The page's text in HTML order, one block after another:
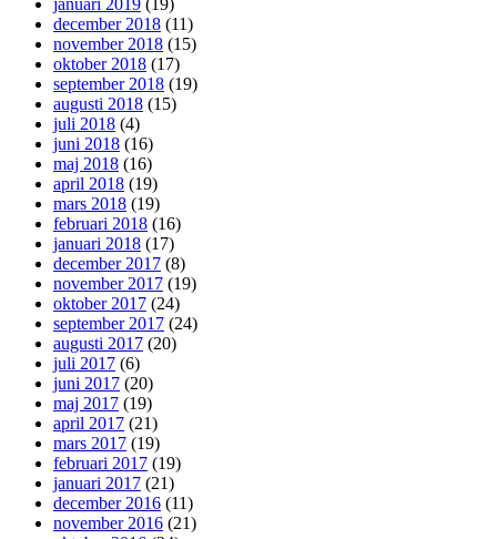
december 2018 (11)
november 2018 (15)
oktober 2018 (17)
september 2018 (19)
augusti 2018 (15)
juli 2018 (4)
juni 2018 (16)
maj 2018 (16)
april 2018 (19)
mars 2018 (19)
februari 2018 (16)
januari 2018 (17)
december 2017 (8)
november 2017 (19)
oktober 2017 (24)
september 2017 (24)
augusti 2017 (20)
juli 2017 (6)
juni 2017 (20)
maj 2017 (19)
april 2017 (21)
mars 2017 (19)
februari 2017 (19)
januari 2017 (21)
december 2016 (11)
november 2016 (21)